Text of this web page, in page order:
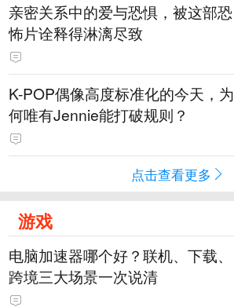
亲密关系中的爱与恐惧，被这部恐
怖片诠释得淋漓尽致
K-POP偶像高度标准化的今天，为
何唯有Jennie能打破规则？
点击查看更多
游戏
电脑加速器哪个好？联机、下载、
跨境三大场景一次说清